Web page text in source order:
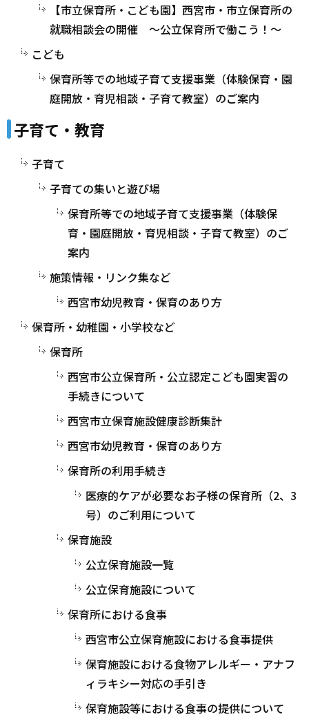
【市立保育所・こども園】西宮市・市立保育所の
就職相談会の開催 ～公立保育所で働こう！～
こども
保育所等での地域子育て支援事業（体験保育・園
庭開放・育児相談・子育て教室）のご案内
子育て・教育
子育て
子育ての集いと遊び場
保育所等での地域子育て支援事業（体験保
育・園庭開放・育児相談・子育て教室）のご
案内
施策情報・リンク集など
西宮市幼児教育・保育のあり方
保育所・幼稚園・小学校など
保育所
西宮市公立保育所・公立認定こども園実習の
手続きについて
西宮市立保育施設健康診断集計
西宮市幼児教育・保育のあり方
保育所の利用手続き
医療的ケアが必要なお子様の保育所（2、3
号）のご利用について
保育施設
公立保育施設一覧
公立保育施設について
保育所における食事
西宮市公立保育施設における食事提供
保育施設における食物アレルギー・アナフ
ィラキシー対応の手引き
保育施設等における食事の提供について